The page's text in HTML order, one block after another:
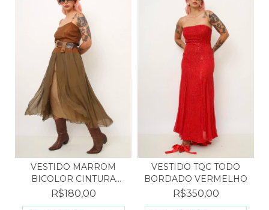
VESTIDO MARROM
BICOLOR CINTURA
BAIXA
R$180,00
VESTIDO TQC TODO
BORDADO VERMELHO
R$350,00